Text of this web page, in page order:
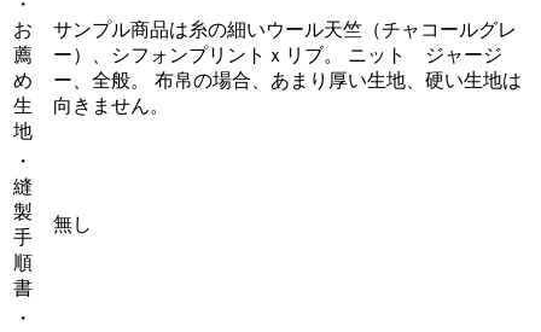
・
お
薦
め
生
地
サンプル商品は糸の細いウール天竺（チャコールグレ
ー）、シフォンプリントｘリブ。 ニット ジャージ
ー、全般。 布帛の場合、あまり厚い生地、硬い生地は
向きません。
・
縫
製
手
順
書
無し
・